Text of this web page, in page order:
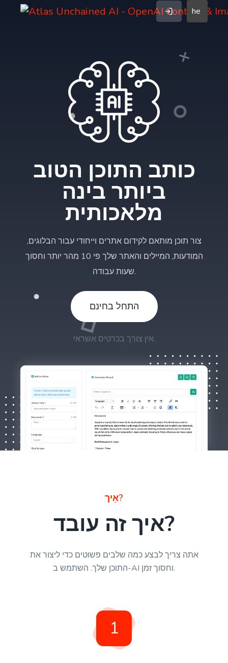
he
כותב התוכן הטוב
ביותר בינה
מלאכותית
צור תוכן מותאם לקידום אתרים וייחודי עבור הבלוגים,
המודעות, המיילים והאתר שלך פי 10 מהר יותר וחסוך
שעות עבודה.
התחל בחינם
אין צורך בכרטיס אשראי.
אֵיך?
איך זה עובד?
אתה צריך לבצע כמה שלבים פשוטים כדי ליצור את
התוכן שלך. השתמש ב-AI וחסוך זמן.
1